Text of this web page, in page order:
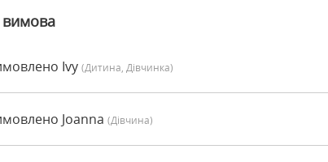
Ivy (дитина, Дівчинка)
Joanna (дівчина)